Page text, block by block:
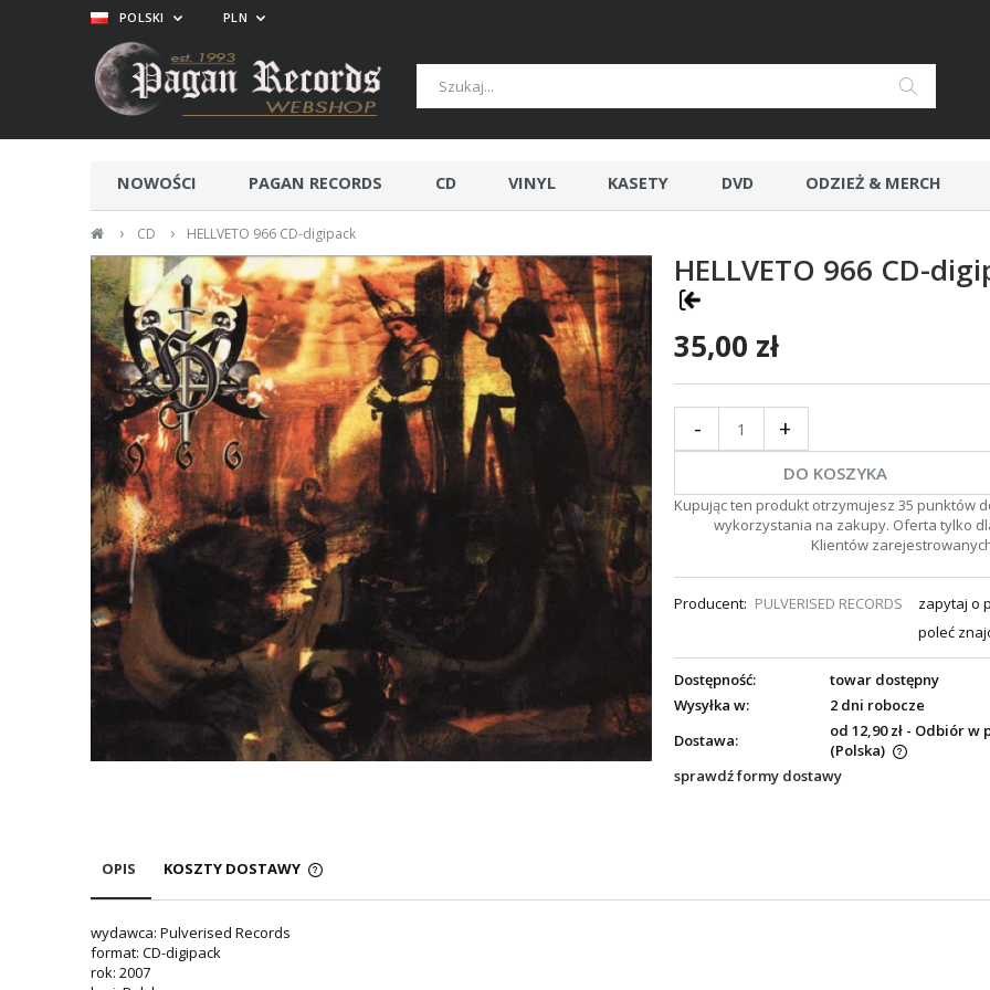
NOWOŚCI PAGAN RECORDS CD VINYL KASETY DVD ODZIEŻ & MERCH
› CD › HELLVETO 966 CD-digipack
POLSKI PLN
HELLVETO 966 CD-
35,00 zł
- +
DO KOSZYKA
Kupując ten produkt otrzymujesz 35 punktów
wykorzystania na zakupy. Oferta tylko
Klientów
Producent: PULVERISED RECORDS
zapytaj o
poleć
Dostępność:
towar dostępny
Wysyłka w:
2 dni robocze
Dostawa:
od 12,90 zł - Odbiór w
(Polska)
sprawdź formy dostawy
OPIS KOSZTY DOSTAWY
wydawca: Pulverised Records
format: CD-digipack
rok: 2007